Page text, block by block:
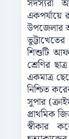
সদস্যরা
একপর্যায়ে
উপজেলার
শিশুটি
শ্রেণির
একমাত্র
নিশ্চিত
সুপার
প্রাথমিক
স্বীকার